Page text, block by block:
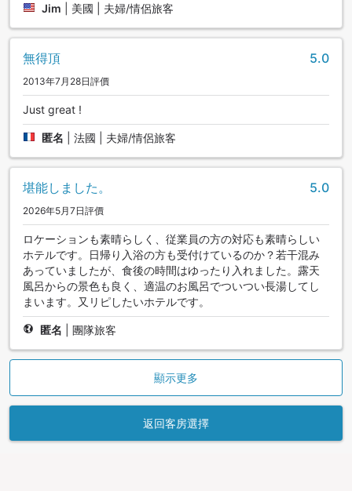
Jim 美國 | 夫婦/情侶旅客
無得頂 5.0
2013年7月28日評價
Just great !
匿名 法國 | 夫婦/情侶旅客
堪能しました。 5.0
2026年5月7日評價
ロケーションも素晴らしく、従業員の方の対応も素晴らしい
ホテルです。日帰り入浴の方も受付けているのか？若干混み
あっていましたが、食後の時間はゆったり入れました。露天
風呂からの景色も良く、適温のお風呂でついつい長湯してし
まいます。又リピしたいホテルです。
匿名 團隊旅客
顯示更多
返回客房選擇